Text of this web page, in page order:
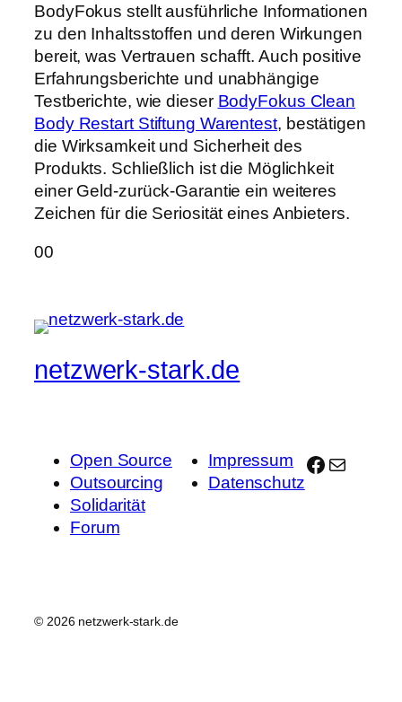
BodyFokus stellt ausführliche Informationen
zu den Inhaltsstoffen und deren Wirkungen
bereit, was Vertrauen schafft. Auch positive
Erfahrungsberichte und unabhängige
Testberichte, wie dieser BodyFokus Clean
Body Restart Stiftung Warentest, bestätigen
die Wirksamkeit und Sicherheit des
Produkts. Schließlich ist die Möglichkeit
einer Geld-zurück-Garantie ein weiteres
Zeichen für die Seriosität eines Anbieters.
Anklicken
nach
0Anklicken
nach
0
netzwerk-stark.de
Open Source
Outsourcing
Solidarität
Forum
Impressum
Datenschutz
Facebook
E-Mail
© 2026 netzwerk-stark.de